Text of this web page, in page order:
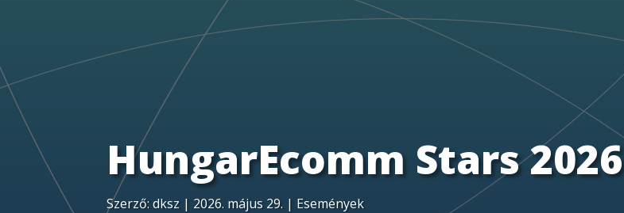
HungarEcomm Stars 2026
Szerző:dksz | 2026. május 29. | Események